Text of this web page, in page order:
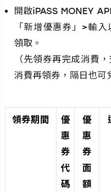
開啟iPASS MONEY
「新增優惠券」>輸
領取。
（先領券再完成消費
消費再領券，隔日也可
領券期間
優
惠
券
代
碼
優
惠
券
面
額